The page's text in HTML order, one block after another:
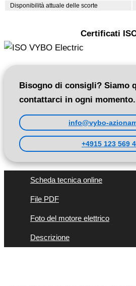
Disponibilità attuale delle scorte
Certificati
Bisogno di consigli? Siamo
contattarci in ogni momento.
info@vybo-
+4915 123 569
Scheda tecnica online
File PDF
Foto del motore elettrico
Descrizione